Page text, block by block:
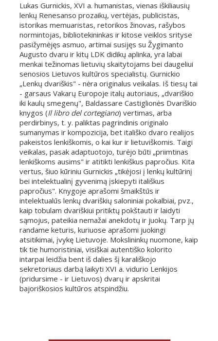
Lukas Gurnickis, XVI a. humanistas, vienas iškiliausių
lenkų Renesanso prozaikų, vertėjas, publicistas,
istorikas memuaristas, retorikos žinovas, rašybos
normintojas, bibliotekininkas ir kitose veiklos srityse
pasižymėjęs asmuo, artimai susijęs su Žygimanto
Augusto dvaru ir kitų LDK didikų aplinka, yra labai
menkai težinomas lietuvių skaitytojams bei daugeliui
senosios Lietuvos kultūros specialistų. Gurnickio
„Lenkų dvariškis" - nėra originalus veikalas. Iš tiesų tai
- garsaus Vakarų Europoje italų autoriaus, „dvariškio
iki kaulų smegenų", Baldassare Castiglionės Dvariškio
knygos (Il libro del cortegiano) vertimas, arba
perdirbinys, t. y. paliktas pagrindinis originalo
sumanymas ir kompozicija, bet itališko dvaro realijos
pakeistos lenkiškomis, o kai kur ir lietuviškomis. Taigi
veikalas, pasak adaptuotojo, turėjo būti „priimtinas
lenkiškoms ausims" ir atitikti lenkiškus papročius. Kita
vertus, šiuo kūriniu Gurnickis „tikėjosi į lenkų kultūrinį
bei intelektualinį gyvenimą įskiepyti itališkus
papročius". Knygoje aprašomi šmaikštūs ir
intelektualūs lenkų dvariškių saloniniai pokalbiai, pvz.,
kaip tobulam dvariškiui pritiktų pokštauti ir laidyti
sąmojus, pateikia nemažai anekdotų ir juokų. Tarp jų
randame keturis, kuriuose aprašomi juokingi
atsitikimai, įvykę Lietuvoje. Mokslininkų nuomone, kaip
tik tie humoristiniai, visiškai autentiško kolorito
intarpai leidžia bent iš dalies šį karališkojo
sekretoriaus darbą laikyti XVI a. vidurio Lenkijos
(pridursime - ir Lietuvos) dvarų ir apskritai
bajoriškosios kultūros atspindžiu.